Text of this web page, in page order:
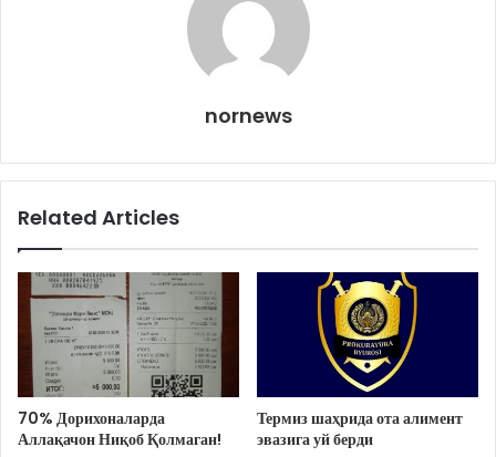
nornews
Related Articles
70% Дорихоналарда
Аллақачон Ниқоб Қолмаган!
Термиз шаҳрида ота алимент
эвазига уй берди